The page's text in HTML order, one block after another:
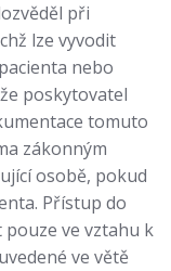
při
lze vyvodit
nebo
poskytovatel
tomuto
zákonným
osobě, pokud
Přístup do
ve vztahu k
ve větě